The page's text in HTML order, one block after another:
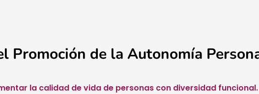
Promoción de la Autonomía
la calidad de vida de personas con diversidad funcional.